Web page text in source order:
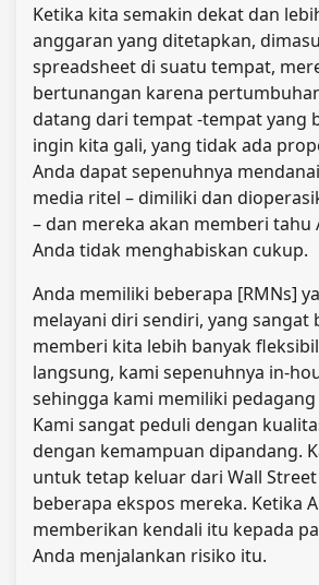
Ketika kita semakin dekat dan
anggaran yang ditetapkan,
spreadsheet di suatu tempat,
bertunangan karena
datang dari tempat -tempat yang
ingin kita gali, yang tidak ada
Anda dapat sepenuhnya
media ritel – dimiliki dan
– dan mereka akan memberi tahu
Anda tidak menghabiskan cukup.
Anda memiliki beberapa [RMNs]
melayani diri sendiri, yang sangat
memberi kita lebih banyak
langsung, kami sepenuhnya in-
sehingga kami memiliki
Kami sangat peduli dengan
dengan kemampuan dipandang.
untuk tetap keluar dari Wall Street
beberapa ekspos mereka. Ketika
memberikan kendali itu kepada
Anda menjalankan risiko itu.